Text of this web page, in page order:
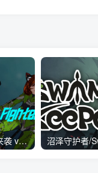
动物保姆作战小队:僵尸来袭 v20220522|射击动作|容量9.2GB|免安装绿色中文版